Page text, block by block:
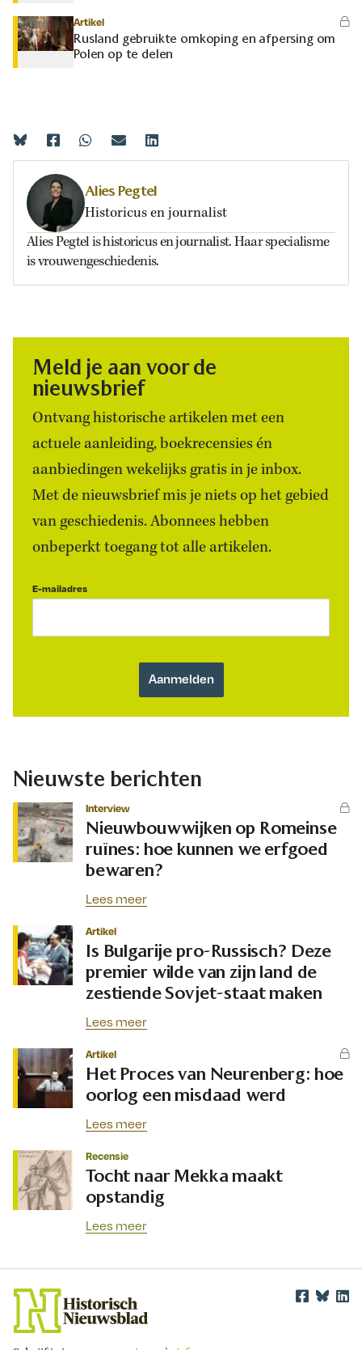
Artikel
Rusland gebruikte omkoping en afpersing om
Polen op te delen
Alies Pegtel
Historicus en journalist
Alies Pegtel is historicus en journalist. Haar specialisme
is vrouwengeschiedenis.
Meld je aan voor de
nieuwsbrief
Ontvang historische artikelen met een
actuele aanleiding, boekrecensies én
aanbiedingen wekelijks gratis in je inbox.
Met de nieuwsbrief mis je niets op het gebied
van geschiedenis. Abonnees hebben
onbeperkt toegang tot alle artikelen.
E-mailadres
Nieuwste berichten
Interview
Nieuwbouwwijken op Romeinse
ruïnes: hoe kunnen we erfgoed
bewaren?
Lees meer
Artikel
Is Bulgarije pro-Russisch? Deze
premier wilde van zijn land de
zestiende Sovjet-staat maken
Lees meer
Artikel
Het Proces van Neurenberg: hoe
oorlog een misdaad werd
Lees meer
Recensie
Tocht naar Mekka maakt
opstandig
Lees meer